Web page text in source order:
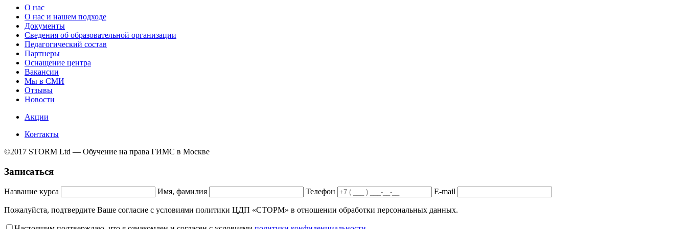
О нас
О нас и нашем подходе
Документы
Сведения об образовательной организации
Педагогический состав
Партнеры
Оснащение центра
Вакансии
Мы в СМИ
Отзывы
Новости
Акции
Контакты
©2017 STORM Ltd — Обучение на права ГИМС в Москве
Записаться
Название курса Имя, фамилия Телефон E-mail
Пожалуйста, подтвердите Ваше согласие с условиями политики ЦДП «СТОРМ» в отношении обработки персональных данных.